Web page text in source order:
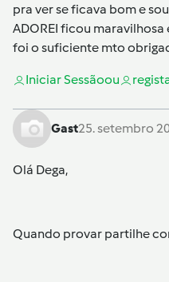
pra ver se ficava bom e
ADOREI ficou
foi o suficiente mto
Iniciar Sessãoou
Gast25. setembro
Olá Dega,
Quando provar partilhe